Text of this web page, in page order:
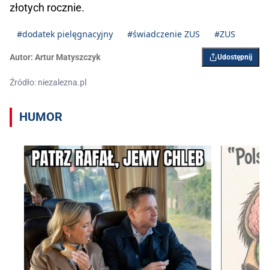
złotych rocznie.
#dodatek pielęgnacyjny #świadczenie ZUS #ZUS
Autor: Artur Matyszczyk Udostępnij
Źródło: niezalezna.pl
HUMOR